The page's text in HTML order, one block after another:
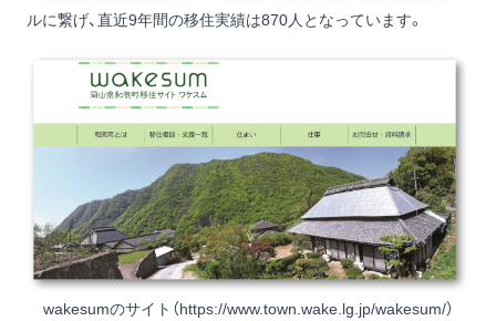
ルに繋げ、直近9年間の移住実績は870人となっています。
wakesumのサイト（https://www.town.wake.lg.jp/wakesum/）